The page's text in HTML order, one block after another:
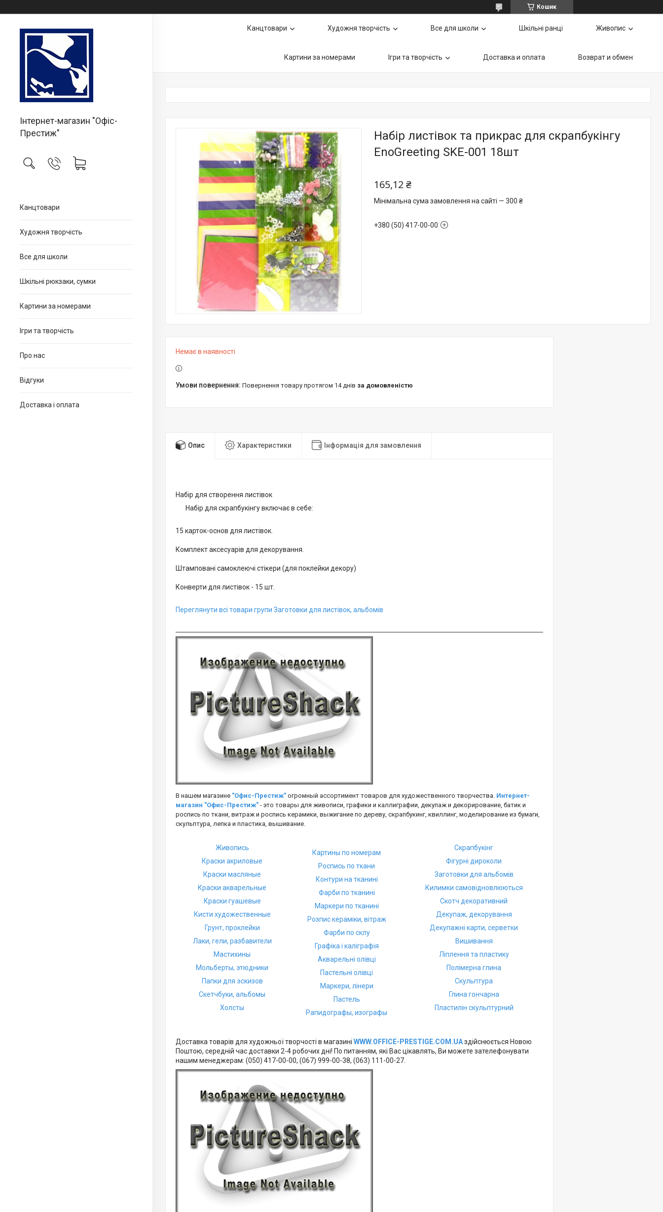
Кошик
Інтернет-магазин "Офіс-
Престиж"
Канцтовари
Художня творчість
Все для школи
Шкільні рюкзаки, сумки
Картини за номерами
Ігри та творчість
Про нас
Відгуки
Доставка і оплата
Канцтовари Художня творчість Все для школи Шкільні ранці Живопис
Картини за номерами Ігри та творчість Доставка и оплата Возврат и обмен
Набір листівок та прикрас для скрапбукінгу
EnoGreeting SKE-001 18шт
165,12 ₴
Мінімальна сума замовлення на сайті — 300 ₴
+380 (50) 417-00-00
Немає в наявності
повернення товару протягом 14 днів за домовленістю
Опис Характеристики Інформація для замовлення
Набір для створення листівок
Набір для скрапбукінгу включає в себе:
15 карток-основ для листівок.
Комплект аксесуарів для декорування.
Штамповані самоклеючі стікери (для поклейки декору)
Конверти для листівок - 15 шт.
Переглянути всі товари групи Заготовки для листівок, альбомів
В нашем магазине "Офис-Престиж" огромный ассортимент товаров для художественного творчества. Интернет-
магазин "Офис-Престиж" - это товары для живописи, графики и каллиграфии, декупаж и декорирование, батик и
роспись по ткани, витраж и роспись керамики, выжигание по дереву, скрапбукинг, квиллинг, моделирование из бумаги,
скульптура, лепка и пластика, вышивание.
Живопись
Краски акриловые
Краски масляные
Краски акварельные
Краски гуашевые
Кисти художественные
Грунт, проклейки
Лаки, гели, разбавители
Мастихины
Мольберты, этюдники
Папки для эскизов
Скетчбуки, альбомы
Холсты
Картины по номерам
Роспись по ткани
Контури на тканині
Фарби по тканині
Маркери по тканині
Розпис кераміки, вітраж
Фарби по склу
Графіка і каліграфія
Акварельні олівці
Пастельні олівці
Маркери, лінери
Пастель
Рапидографы, изографы
Скрапбукінг
Фігурні дироколи
Заготовки для альбомів
Килимки самовідновлюються
Скотч декоративний
Декупаж, декорування
Декупажні карти, серветки
Вишивання
Ліплення та пластику
Полімерна глина
Скульптура
Глина гончарна
Пластилін скульптурний
Доставка товарів для художньої творчості в магазині WWW.OFFICE-PRESTIGE.COM.UAздійснюється Новою
Поштою, середній час доставки 2-4 робочих дні! По питанням, які Вас цікавлять, Ви можете зателефонувати
нашим менеджерам: (050) 417-00-00, (067) 999-00-38, (063) 111-00-27.